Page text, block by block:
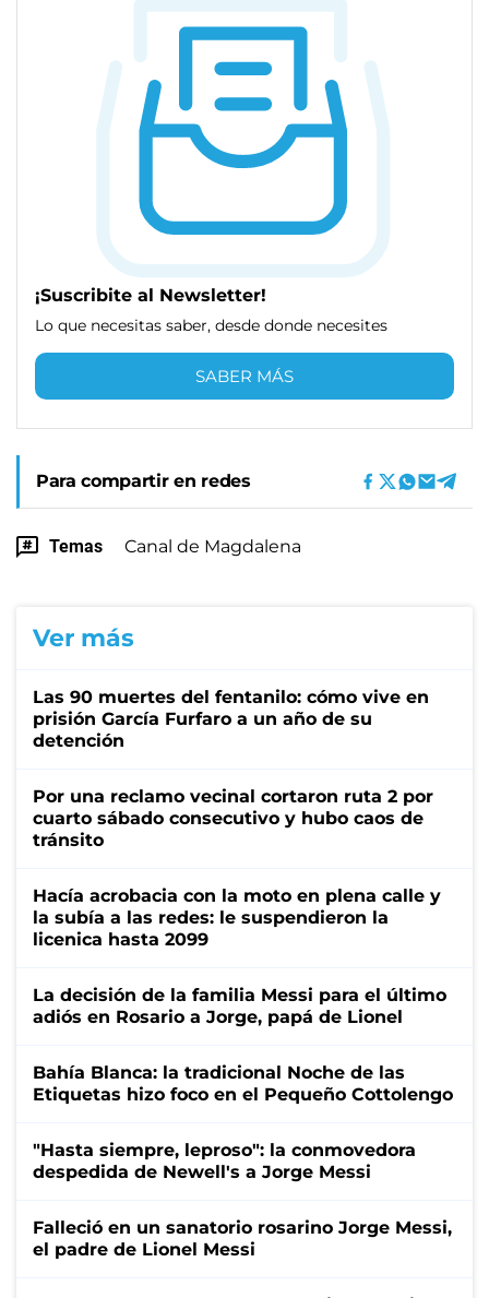
¡Suscribite al Newsletter!
Lo que necesitas saber, desde donde necesites
SABER MÁS
Para compartir en redes
Temas Canal de Magdalena
Ver más
Las 90 muertes del fentanilo: cómo vive en
prisión García Furfaro a un año de su
detención
Por una reclamo vecinal cortaron ruta 2 por
cuarto sábado consecutivo y hubo caos de
tránsito
Hacía acrobacia con la moto en plena calle y
la subía a las redes: le suspendieron la
licenica hasta 2099
La decisión de la familia Messi para el último
adiós en Rosario a Jorge, papá de Lionel
Bahía Blanca: la tradicional Noche de las
Etiquetas hizo foco en el Pequeño Cottolengo
"Hasta siempre, leproso": la conmovedora
despedida de Newell's a Jorge Messi
Falleció en un sanatorio rosarino Jorge Messi,
el padre de Lionel Messi